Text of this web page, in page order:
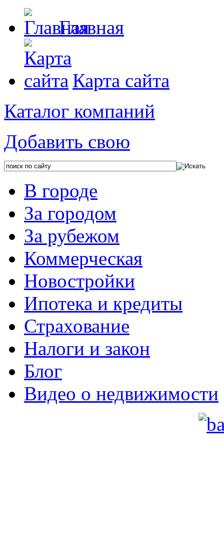
Главная
Карта сайта
Каталог компаний
Добавить свою
В городе
За городом
За рубежом
Коммерческая
Новостройки
Ипотека и кредиты
Страхование
Налоги и закон
Блог
Видео о недвижимости